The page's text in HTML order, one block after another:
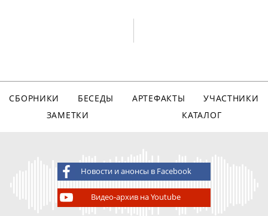
СБОРНИКИ БЕСЕДЫ АРТЕФАКТЫ
УЧАСТНИКИ
ЗАМЕТКИ
КАТАЛОГ
Новости и анонсы в Facebook
Видео-архив на Youtube